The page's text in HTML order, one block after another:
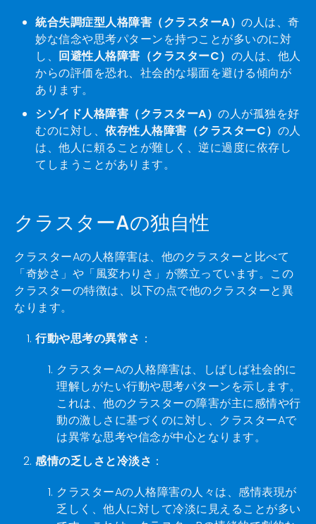
統合失調症型人格障害（クラスターA） の人は、奇
妙な信念や思考パターンを持つことが多いのに対
し、 回避性人格障害（クラスターC） の人は、他人
からの評価を恐れ、社会的な場面を避ける傾向が
あります。
シゾイド人格障害（クラスターA） の人が孤独を好
むのに対し、 依存性人格障害（クラスターC） の人
は、他人に頼ることが難しく、逆に過度に依存し
てしまうことがあります。
クラスターAの独自性
クラスターAの人格障害は、他のクラスターと比べて
「奇妙さ」や「風変わりさ」が際立っています。この
クラスターの特徴は、以下の点で他のクラスターと異
なります。
行動や思考の異常さ ：
クラスターAの人格障害は、しばしば社会的に
理解しがたい行動や思考パターンを示します。
これは、他のクラスターの障害が主に感情や行
動の激しさに基づくのに対し、クラスターAで
は異常な思考や信念が中心となります。
感情の乏しさと冷淡さ ：
クラスターAの人格障害の人々は、感情表現が
乏しく、他人に対して冷淡に見えることが多い